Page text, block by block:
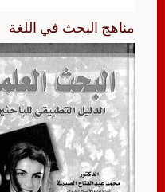
مناهج البحث في اللغة